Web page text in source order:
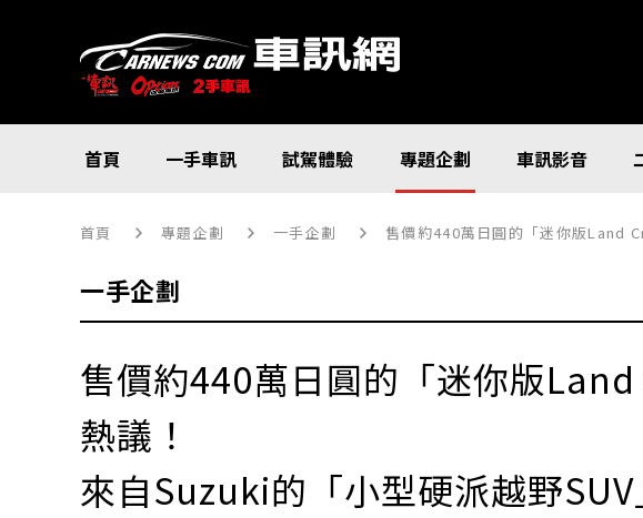
首頁 一手車訊 試駕體驗 專題企劃 車訊影音
首頁 專題企劃 一手企劃 售價約440萬日圓的「迷你版Land
一手企劃
售價約440萬日圓的「迷你版
熱議！
來自Suzuki的「小型硬派越野